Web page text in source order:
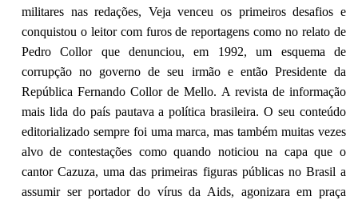
militares nas redações, Veja venceu os primeiros desafios e
conquistou o leitor com furos de reportagens como no relato de
Pedro Collor que denunciou, em 1992, um esquema de
corrupção no governo de seu irmão e então Presidente da
República Fernando Collor de Mello. A revista de informação
mais lida do país pautava a política brasileira. O seu conteúdo
editorializado sempre foi uma marca, mas também muitas vezes
alvo de contestações como quando noticiou na capa que o
cantor Cazuza, uma das primeiras figuras públicas no Brasil a
assumir ser portador do vírus da Aids, agonizara em praça